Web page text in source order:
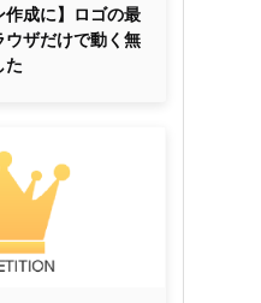
作成に】ロゴの最
ザだけで動く無
た